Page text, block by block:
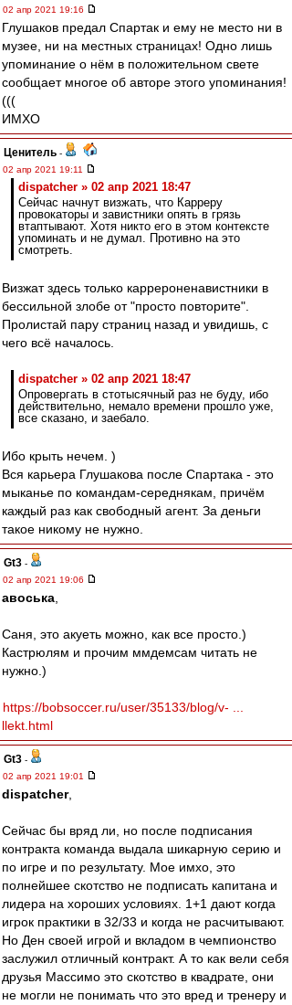
02 апр 2021 19:16
Глушаков предал Спартак и ему не место ни в
музее, ни на местных страницах! Одно лишь
упоминание о нём в положительном свете
сообщает многое об авторе этого упоминания!
(((
ИМХО
Ценитель -
02 апр 2021 19:11
dispatcher » 02 апр 2021 18:47
Сейчас начнут визжать, что Карреру
провокаторы и завистники опять в грязь
втаптывают. Хотя никто его в этом контексте
упоминать и не думал. Противно на это
смотреть.
Визжат здесь только каррероненавистники в
бессильной злобе от "просто повторите".
Пролистай пару страниц назад и увидишь, с
чего всё началось.
dispatcher » 02 апр 2021 18:47
Опровергать в стотысячный раз не буду, ибо
действительно, немало времени прошло уже,
все сказано, и заебало.
Ибо крыть нечем. )
Вся карьера Глушакова после Спартака - это
мыканье по командам-середнякам, причём
каждый раз как свободный агент. За деньги
такое никому не нужно.
Gt3 -
02 апр 2021 19:06
авоська
Саня, это акуеть можно, как все просто.)
Кастрюлям и прочим ммдемсам читать не
нужно.)
https://bobsoccer.ru/user/35133/blog/v- ...
llekt.html
Gt3 -
02 апр 2021 19:01
dispatcher,
Сейчас бы вряд ли, но после подписания
контракта команда выдала шикарную серию и
по игре и по результату. Мое имхо, это
полнейшее скотство не подписать капитана и
лидера на хороших условиях. 1+1 дают когда
игрок практики в 32/33 и когда не расчитывают.
Но Ден своей игрой и вкладом в чемпионство
заслужил отличный контракт. А то как вели себя
друзья Массимо это скотство в квадрате, они
не могли не понимать что это вред и тренеру и